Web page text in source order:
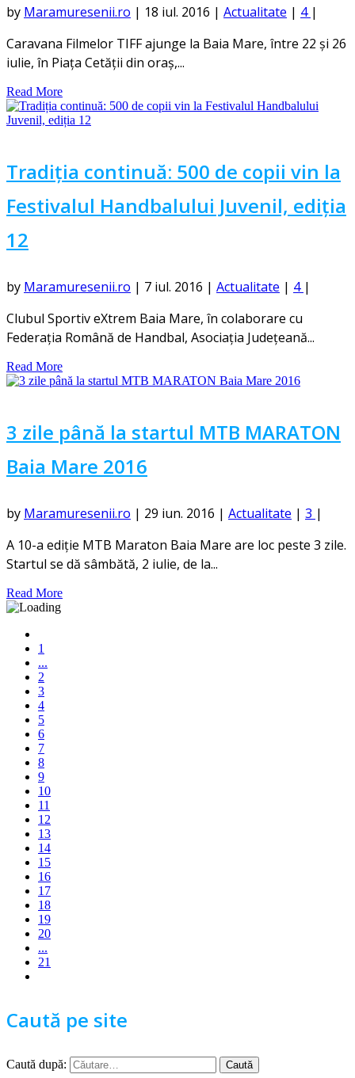
by Maramuresenii.ro | 18 iul. 2016 | Actualitate | 4 |
Caravana Filmelor TIFF ajunge la Baia Mare, între 22 și 26
iulie, în Piața Cetății din oraș,...
Read More
Tradiția continuă: 500 de copii vin la
Festivalul Handbalului Juvenil, ediția
12
by Maramuresenii.ro | 7 iul. 2016 | Actualitate | 4 |
Clubul Sportiv eXtrem Baia Mare, în colaborare cu
Federația Română de Handbal, Asociația Județeană...
Read More
3 zile până la startul MTB MARATON
Baia Mare 2016
by Maramuresenii.ro | 29 iun. 2016 | Actualitate | 3 |
A 10-a ediție MTB Maraton Baia Mare are loc peste 3 zile.
Startul se dă sâmbătă, 2 iulie, de la...
Read More
1
...
2
3
4
5
6
7
8
9
10
11
12
13
14
15
16
17
18
19
20
...
21
Caută pe site
Caută după: